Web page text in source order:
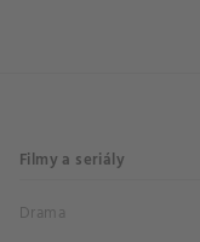
Filmy a seriály
Drama